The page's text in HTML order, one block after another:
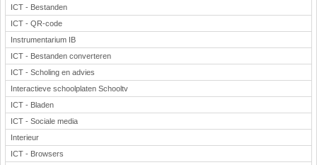
ICT - Bestanden
ICT - QR-code
Instrumentarium IB
ICT - Bestanden converteren
ICT - Scholing en advies
Interactieve schoolplaten Schooltv
ICT - Bladen
ICT - Sociale media
Interieur
ICT - Browsers